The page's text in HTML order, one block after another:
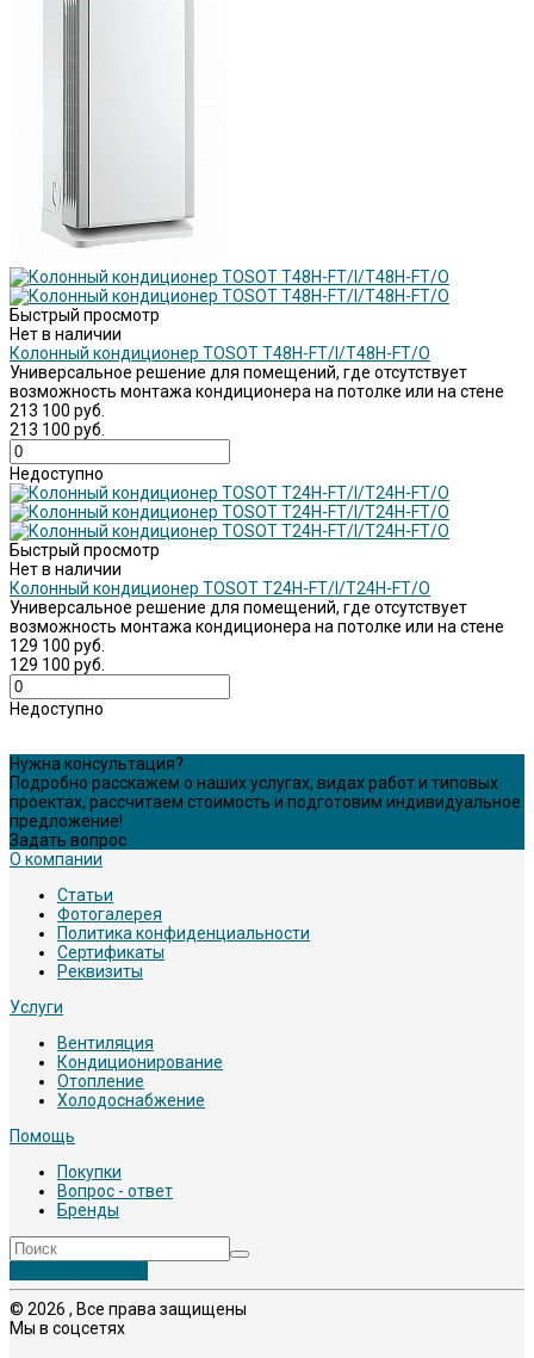
Быстрый просмотр
Нет в наличии
Колонный кондиционер TOSOT Т48H-FT/I/Т48H-FT/O
Универсальное решение для помещений, где отсутствует
возможность монтажа кондиционера на потолке или на стене
213 100 руб.
213 100 руб.
Недоступно
Быстрый просмотр
Нет в наличии
Колонный кондиционер TOSOT Т24H-FT/I/Т24H-FT/O
Универсальное решение для помещений, где отсутствует
возможность монтажа кондиционера на потолке или на стене
129 100 руб.
129 100 руб.
Недоступно
Нужна консультация?
Подробно расскажем о наших услугах, видах работ и типовых
проектах, рассчитаем стоимость и подготовим индивидуальное
предложение!
Задать вопрос
О компании
Статьи
Фотогалерея
Политика конфиденциальности
Сертификаты
Реквизиты
Услуги
Вентиляция
Кондиционирование
Отопление
Холодоснабжение
Помощь
Покупки
Вопрос - ответ
Бренды
© 2026 , Все права защищены
Мы в соцсетях